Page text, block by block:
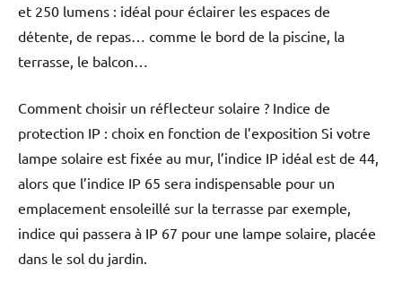
et 250 lumens : idéal pour éclairer les espaces de
détente, de repas… comme le bord de la piscine, la
terrasse, le balcon…
Comment choisir un réflecteur solaire ? Indice de
protection IP : choix en fonction de l’exposition Si votre
lampe solaire est fixée au mur, l’indice IP idéal est de 44,
alors que l’indice IP 65 sera indispensable pour un
emplacement ensoleillé sur la terrasse par exemple,
indice qui passera à IP 67 pour une lampe solaire, placée
dans le sol du jardin.